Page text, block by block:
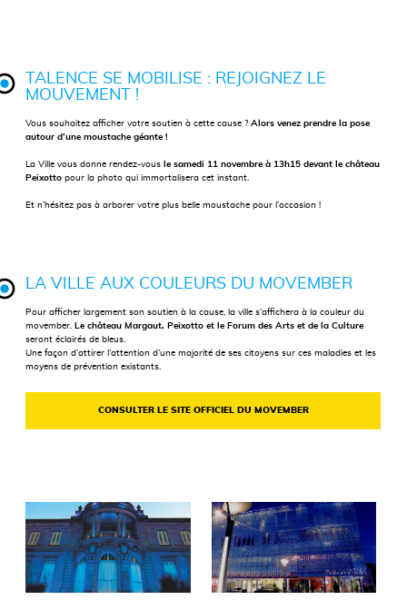
TALENCE SE MOBILISE : REJOIGNEZ LE
MOUVEMENT !
Vous souhaitez afficher votre soutien à cette cause ?Alors venez prendre la pose
autour d’une moustache géante !
La Ville vous donne rendez-vous le samedi 11 novembre à 13h15 devant le château
Peixotto pour la photo qui immortalisera cet instant.
Et n’hésitez pas à arborer votre plus belle moustache pour l’occasion !
LA VILLE AUX COULEURS DU MOVEMBER
Pour afficher largement son soutien à la cause, la ville s’affichera à la couleur du
movember.
Le château Margaut, Peixotto et le Forum des Arts et de la Culture
seront éclairés de bleus.
Une façon d’attirer l’attention d’une majorité de ses citoyens sur ces maladies et les
moyens de prévention existants.
CONSULTER LE SITE OFFICIEL DU MOVEMBER